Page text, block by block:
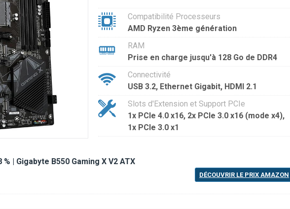
Compatibilité Processeurs
AMD Ryzen 3ème génération
RAM
Prise en charge jusqu'à 128 Go de DDR4
Connectivité
USB 3.2, Ethernet Gigabit, HDMI 2.1
Slots d'Extension et Support PCIe
1x PCIe 4.0 x16, 2x PCIe 3.0 x16 (mode x4),
1x PCIe 3.0 x1
% | Gigabyte B550 Gaming X V2 ATX
DÉCOUVRIR LE PRIX AMAZON